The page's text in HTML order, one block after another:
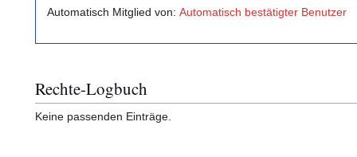
Automatisch Mitglied von: Automatisch bestätigter Benutzer
Rechte-Logbuch
Keine passenden Einträge.